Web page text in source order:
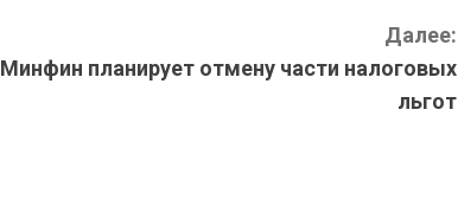
Далее:
Минфин планирует отмену части налоговых
льгот